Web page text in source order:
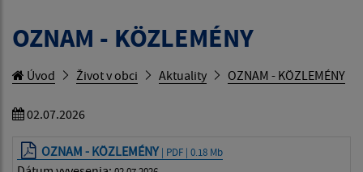
OZNAM - KÖZLEMÉNY
Úvod Život v obci Aktuality OZNAM - KÖZLEMÉNY
02.07.2026
OZNAM - KÖZLEMÉNY | PDF | 0.18 Mb